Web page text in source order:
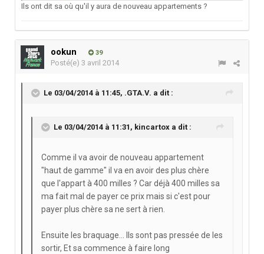
Ils ont dit sa où qu'il y aura de nouveau appartements ?
ookun 39
Posté(e) 3 avril 2014
Le 03/04/2014 à 11:45, .GTA.V. a dit :
Le 03/04/2014 à 11:31, kincartox a dit :
Comme il va avoir de nouveau appartement
"haut de gamme" il va en avoir des plus chère
que l'appart à 400 milles ? Car déjà 400 milles sa
ma fait mal de payer ce prix mais si c'est pour
payer plus chère sa ne sert à rien.
Ensuite les braquage... Ils sont pas pressée de les
sortir, Et sa commence à faire long